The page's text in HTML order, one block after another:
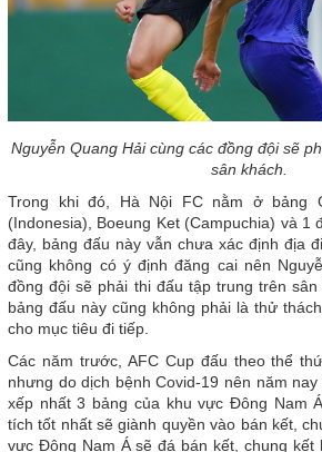
Nguyễn Quang Hải cùng các đồng đội sẽ
sân khách.
Trong khi đó, Hà Nội FC nằm ở bảng
(Indonesia), Boeung Ket (Campuchia) và 1
đây, bảng đấu này vẫn chưa xác định địa
cũng không có ý định đăng cai nên
đồng đội sẽ phải thi đấu tập trung trên
bảng đấu này cũng không phải là thử
cho mục tiêu đi tiếp.
Các năm trước, AFC Cup đấu theo thể
nhưng do dịch bệnh Covid-19 nên năm
xếp nhất 3 bảng của khu vực Đông Nam
tích tốt nhất sẽ giành quyền vào bán kết,
vực Đông Nam Á sẽ đá bán kết, chung kết